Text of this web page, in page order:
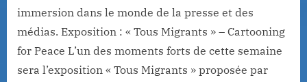
immersion dans le monde de la presse et des
médias. Exposition : « Tous Migrants » – Cartooning
for Peace L’un des moments forts de cette semaine
sera l’exposition « Tous Migrants » proposée par